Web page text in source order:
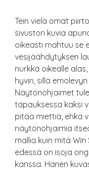
Tein vielä omat
sivuston kuvia
oikeasti mahtuu se
vesijäähdytyksen
nurkka oikealle
hyvin, sillä
Näytönohjaimet
tapauksessa kaksi
pitää miettiä, ehkä
näytönohjaimia
mallia kuin mitä
edessä on isoja
kanssa. Hänen